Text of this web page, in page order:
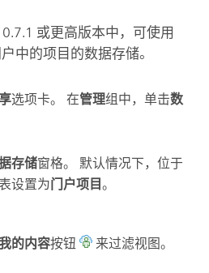
或更高版本中，可使用
中的项目的数据存储。
选项卡。 在管理组中，单击数
存储窗格。 默认情况下，位于
设置为门户项目 。
的内容按钮 来过滤视图。